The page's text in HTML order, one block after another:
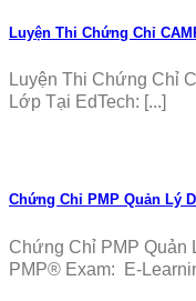
Luyện Thi Chứng Chỉ
Luyện Thi Chứng Chỉ
Lớp Tại EdTech: [...]
Chứng Chỉ PMP Quản Lý
Chứng Chỉ PMP Quản
PMP® Exam: E-